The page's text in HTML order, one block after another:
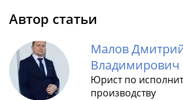
Автор статьи
Малов
Владимирович
Юрист по
производству